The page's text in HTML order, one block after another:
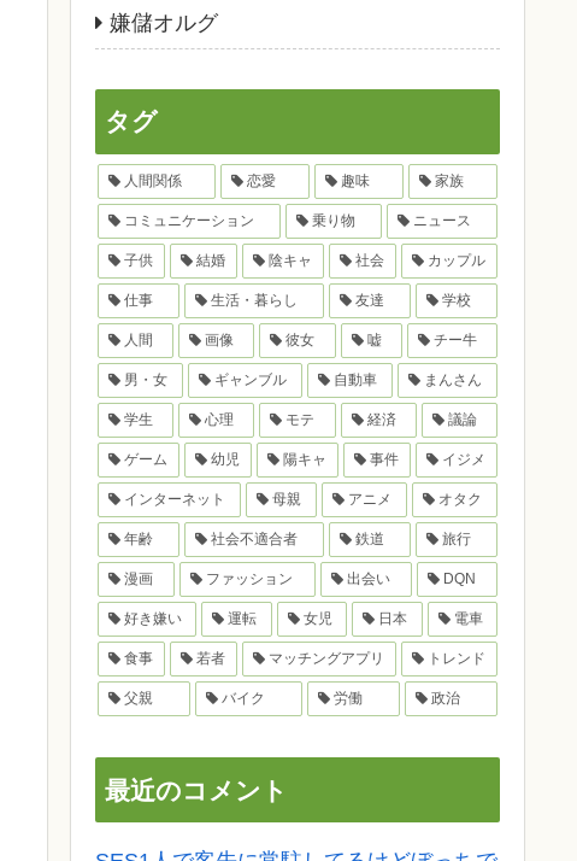
嫌儲オルグ
タグ
人間関係 恋愛 趣味 家族
コミュニケーション 乗り物 ニュース
子供 結婚 陰キャ 社会 カップル
仕事 生活・暮らし 友達 学校
人間 画像 彼女 嘘 チー牛
男・女 ギャンブル 自動車 まんさん
学生 心理 モテ 経済 議論
ゲーム 幼児 陽キャ 事件 イジメ
インターネット 母親 アニメ オタク
年齢 社会不適合者 鉄道 旅行
漫画 ファッション 出会い DQN
好き嫌い 運転 女児 日本 電車
食事 若者 マッチングアプリ トレンド
父親 バイク 労働 政治
最近のコメント